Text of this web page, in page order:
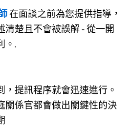
在面談之前為您提供指導，
清楚且不會被誤解 - 從一開
。.
提訊程序就會迅速進行。
關係官都會做出關鍵性的決